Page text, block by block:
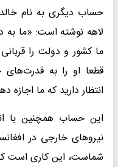
حساب دیگری به نام
لاهه نوشته است: «ما به
ما کشور و دولت را
قطعا او را به
انتظار دارید که ما اجازه
این حساب همچنین با
نیرو‌های خارجی در
شماست، این کاری است